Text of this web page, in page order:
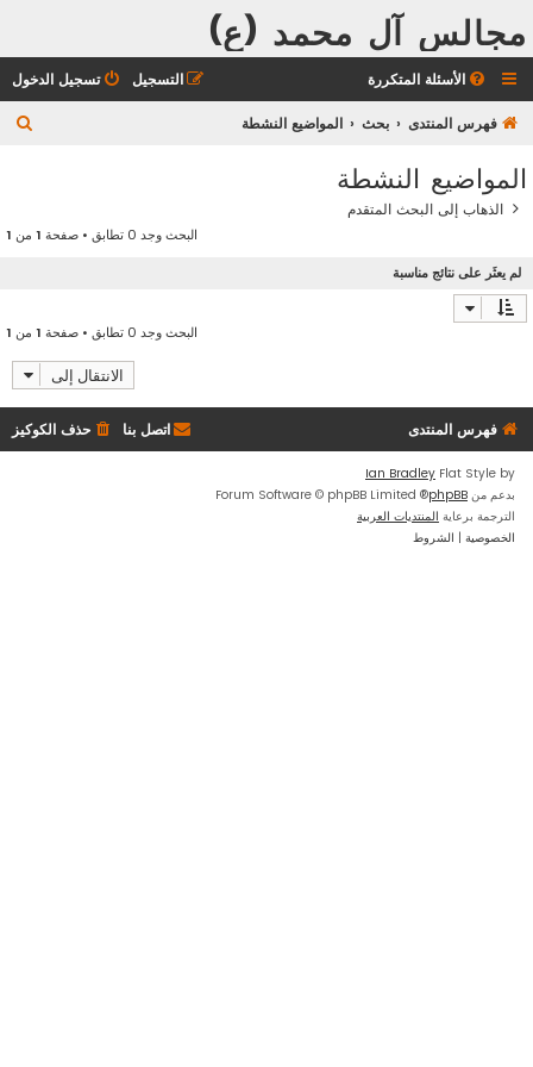
مجالس آل محمد (ع)
الأسئلة المتكررة تسجيل الدخول التسجيل
فهرس المنتدى بحث المواضيع النشطة
المواضيع النشطة
الذهاب إلى البحث المتقدم
البحث وجد 0 تطابق • صفحة 1 من 1
لم يعثَر على نتائج مناسبة
البحث وجد 0 تطابق • صفحة 1 من 1
الانتقال إلى
فهرس المنتدى حذف الكوكيز اتصل بنا
Flat Style by
Ian Bradley
بدعم من phpBB
® Forum Software © phpBB Limited
الترجمة برعاية المنتديات العربية
الخصوصية | الشروط